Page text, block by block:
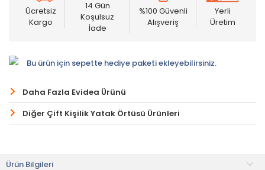
Ücretsiz
Kargo
14 Gün
Koşulsuz
İade
%100 Güvenli
Alışveriş
Yerli
Üretim
Bu ürün için sepette hediye paketi ekleyebilirsiniz.
Daha Fazla Evidea Ürünü
Diğer Çift Kişilik Yatak Örtüsü Ürünleri
Ürün Bilgileri